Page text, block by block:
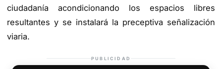
ciudadanía acondicionando los espacios libres
resultantes y se instalará la preceptiva señalización
viaria.
PUBLICIDAD